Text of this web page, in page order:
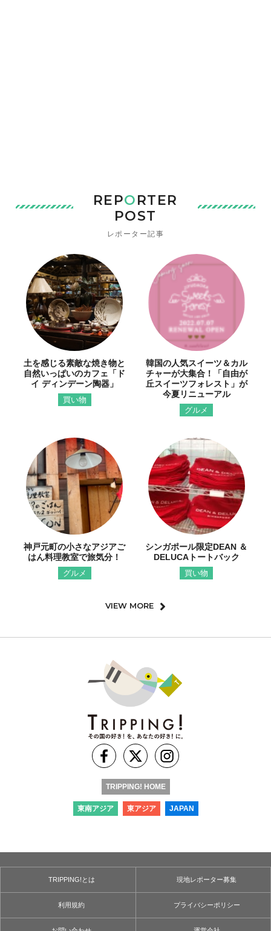
REPORTER
POST
レポーター記事
土を感じる素敵な焼き物と
自然いっぱいのカフェ「ド
イ ディンデーン陶器」
買い物
韓国の人気スイーツ＆カル
チャーが大集合！「自由が
丘スイーツフォレスト」が
今夏リニューアル
グルメ
神戸元町の小さなアジアご
はん料理教室で旅気分！
グルメ
シンガポール限定DEAN ＆
DELUCAトートバック
買い物
VIEW MORE
TRIPPING! HOME
東南アジア 東アジア JAPAN
TRIPPING!とは 現地レポーター募集
利用規約 プライバシーポリシー